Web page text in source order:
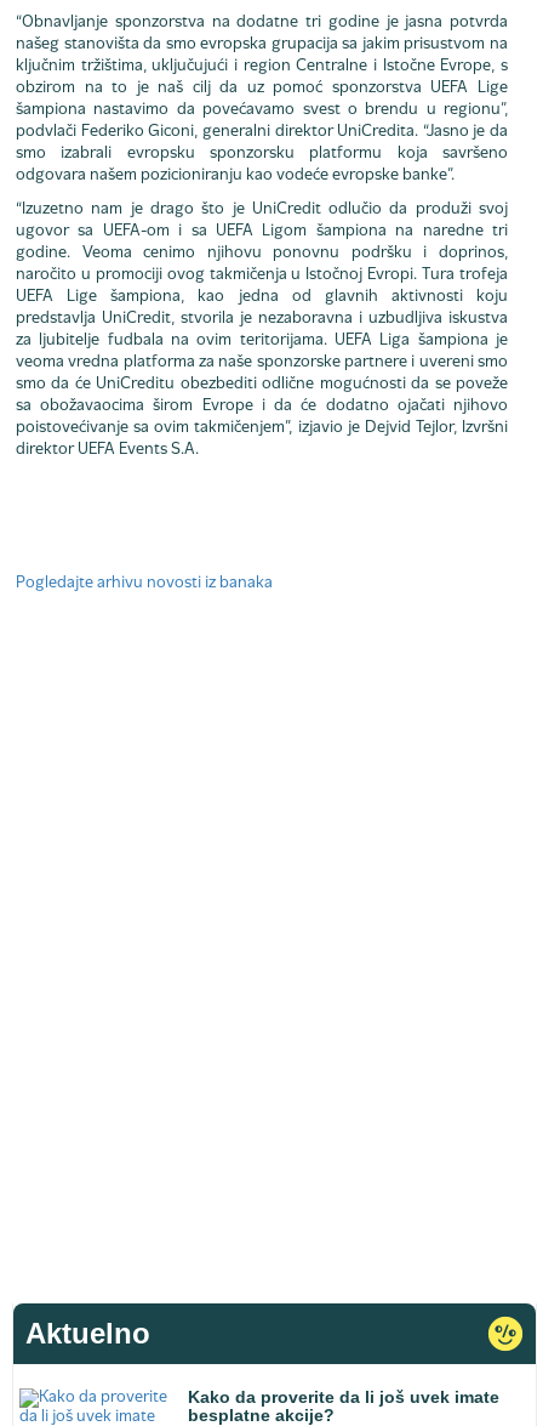
“Obnavljanje sponzorstva na dodatne tri godine je jasna potvrda
našeg stanovišta da smo evropska grupacija sa jakim prisustvom na
ključnim tržištima, uključujući i region Centralne i Istočne Evrope, s
obzirom na to je naš cilj da uz pomoć sponzorstva UEFA Lige
šampiona nastavimo da povećavamo svest o brendu u regionu”,
podvlači Federiko Giconi, generalni direktor UniCredita. “Jasno je da
smo izabrali evropsku sponzorsku platformu koja savršeno
odgovara našem pozicioniranju kao vodeće evropske banke”.
“Izuzetno nam je drago što je UniCredit odlučio da produži svoj
ugovor sa UEFA-om i sa UEFA Ligom šampiona na naredne tri
godine. Veoma cenimo njihovu ponovnu podršku i doprinos,
naročito u promociji ovog takmičenja u Istočnoj Evropi. Tura trofeja
UEFA Lige šampiona, kao jedna od glavnih aktivnosti koju
predstavlja UniCredit, stvorila je nezaboravna i uzbudljiva iskustva
za ljubitelje fudbala na ovim teritorijama. UEFA Liga šampiona je
veoma vredna platforma za naše sponzorske partnere i uvereni smo
smo da će UniCreditu obezbediti odlične mogućnosti da se poveže
sa obožavaocima širom Evrope i da će dodatno ojačati njihovo
poistovećivanje sa ovim takmičenjem”, izjavio je Dejvid Tejlor, Izvršni
direktor UEFA Events S.A.
Pogledajte arhivu novosti iz banaka
Aktuelno
Kako da proverite da li još uvek imate
besplatne akcije?